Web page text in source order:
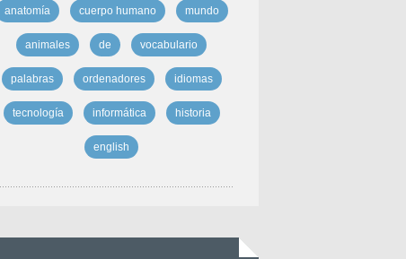
anatomía cuerpo humano mundo
animales de vocabulario
palabras ordenadores idiomas
tecnología informática historia
english